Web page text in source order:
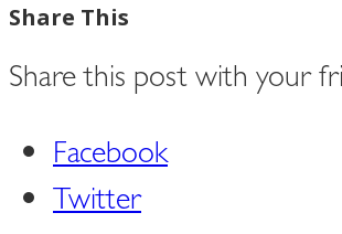
Share This
Share this post with your
Facebook
Twitter